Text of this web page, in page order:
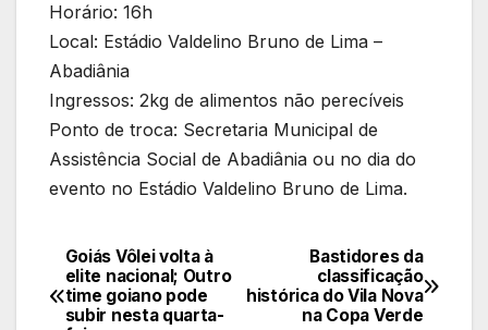
Horário: 16h
Local: Estádio Valdelino Bruno de Lima –
Abadiânia
Ingressos: 2kg de alimentos não perecíveis
Ponto de troca: Secretaria Municipal de
Assistência Social de Abadiânia ou no dia do
evento no Estádio Valdelino Bruno de Lima.
Navegação
de
Bastidores da
classificação
histórica do Vila Nova
na Copa Verde
Goiás Vôlei volta à
elite nacional; Outro
time goiano pode
subir nesta quarta-